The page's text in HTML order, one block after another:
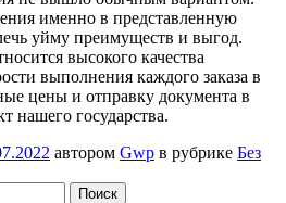
именно в представленную
уйму преимуществ и выгод.
высокого качества
выполнения каждого заказа в
цены и отправку документа в
нашего государства.
автором Gwp в рубрике Без